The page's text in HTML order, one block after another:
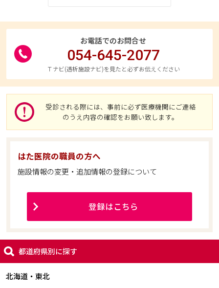
お電話でのお問合せ
054-645-2077
Ｔナビ(透析施設ナビ)を見たと必ずお伝えください
受診される際には、事前に必ず医療機関にご連絡
のうえ内容の確認をお願い致します。
はた医院の職員の方へ
施設情報の変更・追加情報の登録について
登録はこちら
都道府県別に探す
北海道・東北